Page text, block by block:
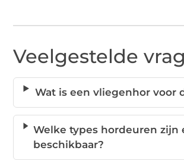
Veelgestelde
Wat is een vliegenhor voor
Welke types hordeuren zijn
beschikbaar?